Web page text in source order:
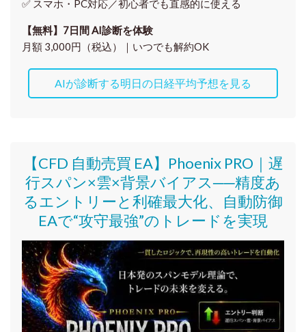
✅ スマホ・PC対応／初心者でも直感的に使える
【無料】7日間 AI診断を体験
月額 3,000円（税込）｜いつでも解約OK
AIが診断する明日の日経平均予想を見る
【CFD 自動売買 EA】Phoenix PRO｜遅
行スパン×雲×背景バイアス──精度あ
るエントリーと利確最大化、自動防御
EAで“攻守最強”のトレードを実現